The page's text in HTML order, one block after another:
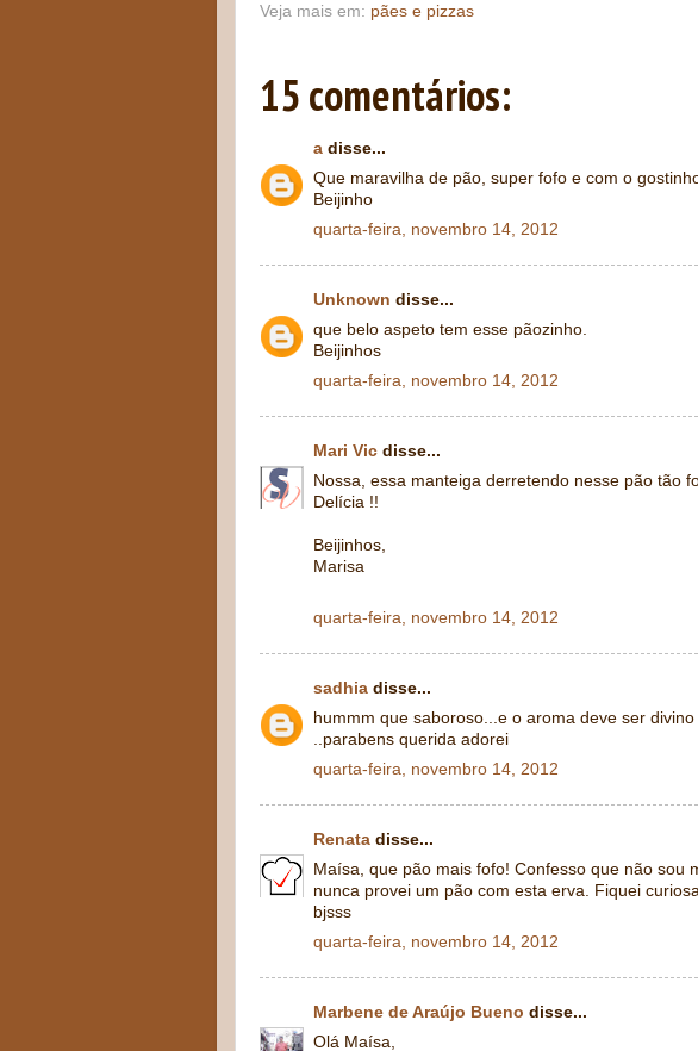
Veja mais em: pães e pizzas
15 comentários:
a disse...
Que maravilha de pão, super fofo e com o
Beijinho
quarta-feira, novembro 14, 2012
Unknown disse...
que belo aspeto tem esse pãozinho.
Beijinhos
quarta-feira, novembro 14, 2012
Mari Vic disse...
Nossa, essa manteiga derretendo nesse pão tão
Delícia !!
Beijinhos,
Marisa
quarta-feira, novembro 14, 2012
sadhia disse...
hummm que saboroso...e o aroma deve ser
..parabens querida adorei
quarta-feira, novembro 14, 2012
Renata disse...
Maísa, que pão mais fofo! Confesso que não sou
nunca provei um pão com esta erva. Fiquei
bjsss
quarta-feira, novembro 14, 2012
Marbene de Araújo Bueno disse...
Olá Maísa,